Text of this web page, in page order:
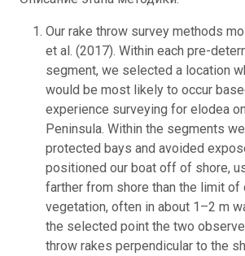
Our rake throw survey methods
et al. (2017). Within each pre-
segment, we selected a location
would be most likely to occur
experience surveying for elodea
Peninsula. Within the segments
protected bays and avoided
positioned our boat off of shore,
farther from shore than the limit of
vegetation, often in about 1–2 m
the selected point the two
throw rakes perpendicular to the